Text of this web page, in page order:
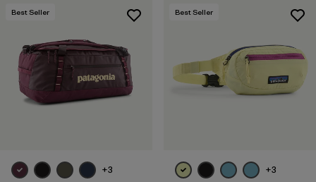
Filtrar por
Fit
Filtrar por
Color
Filtrar por
Features & Processes
Best Seller
+3
Best Seller
+3